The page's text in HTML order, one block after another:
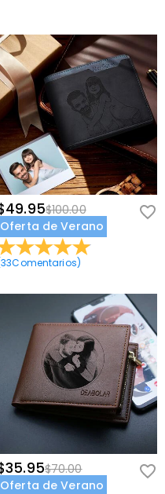
$100.00
Oferta de Verano
33Comentarios)
$70.00
Oferta de Verano